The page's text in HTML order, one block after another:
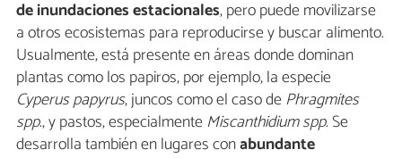
de inundaciones estacionales, pero puede movilizarse
a otros ecosistemas para reproducirse y buscar alimento.
Usualmente, está presente en áreas donde dominan
plantas como los papiros, por ejemplo, la especie
Cyperus papyrus, juncos como el caso dePhragmites
spp., y pastos, especialmenteMiscanthidium spp. Se
desarrolla también en lugares conabundante